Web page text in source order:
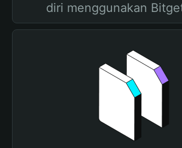
diri menggunakan